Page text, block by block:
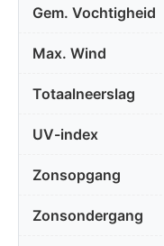
Gem. Vochtigheid
Max. Wind
Totaalneerslag
UV-index
Zonsopgang
Zonsondergang